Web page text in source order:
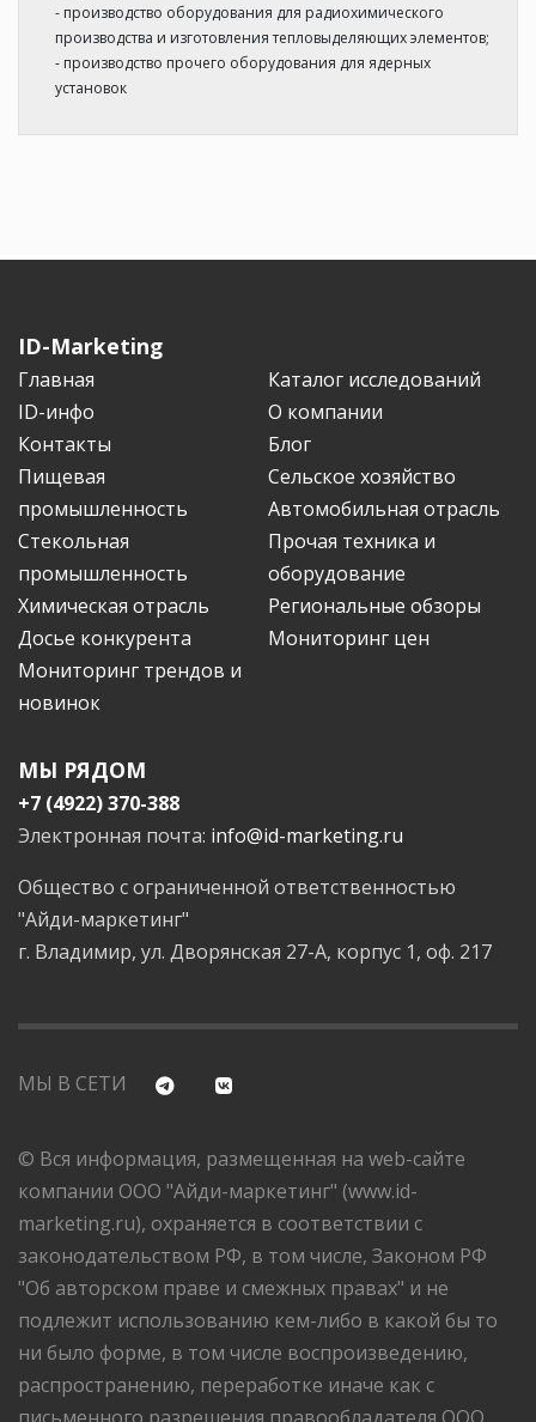
- производство оборудования для радиохимического
производства и изготовления тепловыделяющих элементов;
- производство прочего оборудования для ядерных
установок
ID-Marketing
Главная
Каталог исследований
ID-инфо
О компании
Контакты
Блог
Пищевая
промышленность
Сельское хозяйство
Автомобильная отрасль
Стекольная
промышленность
Прочая техника и
оборудование
Химическая отрасль
Региональные обзоры
Досье конкурента
Мониторинг цен
Мониторинг трендов и
новинок
МЫ РЯДОМ
+7 (4922) 370-388
Электронная почта: info@id-marketing.ru
Общество с ограниченной ответственностью
"Айди-маркетинг"
г. Владимир, ул. Дворянская 27-А, корпус 1, оф. 217
МЫ В СЕТИ
© Вся информация, размещенная на web-сайте
компании ООО "Айди-маркетинг" (www.id-
marketing.ru), охраняется в соответствии с
законодательством РФ, в том числе, Законом РФ
"Об авторском праве и смежных правах" и не
подлежит использованию кем-либо в какой бы то
ни было форме, в том числе воспроизведению,
распространению, переработке иначе как с